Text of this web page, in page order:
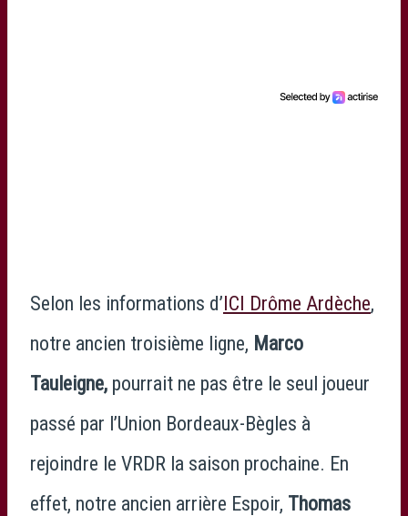
Selon les informations d’ICI Drôme Ardèche,
notre ancien troisième ligne, Marco
Tauleigne, pourrait ne pas être le seul joueur
passé par l’Union Bordeaux-Bègles à
rejoindre le VRDR la saison prochaine. En
effet, notre ancien arrière Espoir, Thomas